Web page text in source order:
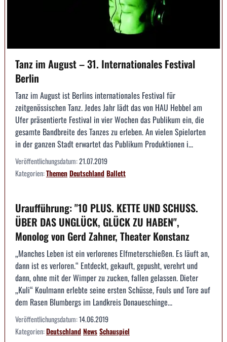
Tanz im August – 31. Internationales Festival
Berlin
Tanz im August ist Berlins internationales Festival für
zeitgenössischen Tanz. Jedes Jahr lädt das von HAU Hebbel am
Ufer präsentierte Festival in vier Wochen das Publikum ein, die
gesamte Bandbreite des Tanzes zu erleben. An vielen Spielorten
in der ganzen Stadt erwartet das Publikum Produktionen i...
Veröffentlichungsdatum:21.07.2019
Kategorien:ThemenDeutschlandBallett
Uraufführung: "10 PLUS. KETTE UND SCHUSS.
ÜBER DAS UNGLÜCK, GLÜCK ZU HABEN",
Monolog von Gerd Zahner, Theater Konstanz
„Manches Leben ist ein verlorenes Elfmeterschießen. Es läuft an,
dann ist es verloren.“ Entdeckt, gekauft, gepusht, verehrt und
dann, ohne mit der Wimper zu zucken, fallen gelassen. Dieter
„Kuli“ Koulmann erlebte seine ersten Schüsse, Fouls und Tore auf
dem Rasen Blumbergs im Landkreis Donaueschinge...
Veröffentlichungsdatum:14.06.2019
Kategorien:DeutschlandNewsSchauspiel